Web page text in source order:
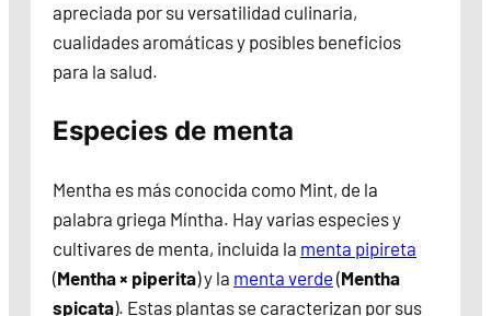
apreciada por su versatilidad culinaria,
cualidades aromáticas y posibles beneficios
para la salud.
Especies de menta
Mentha es más conocida como Mint, de la
palabra griega Míntha. Hay varias especies y
cultivares de menta, incluida la menta pipireta
(Mentha × piperita) y la menta verde (Mentha
spicata). Estas plantas se caracterizan por sus